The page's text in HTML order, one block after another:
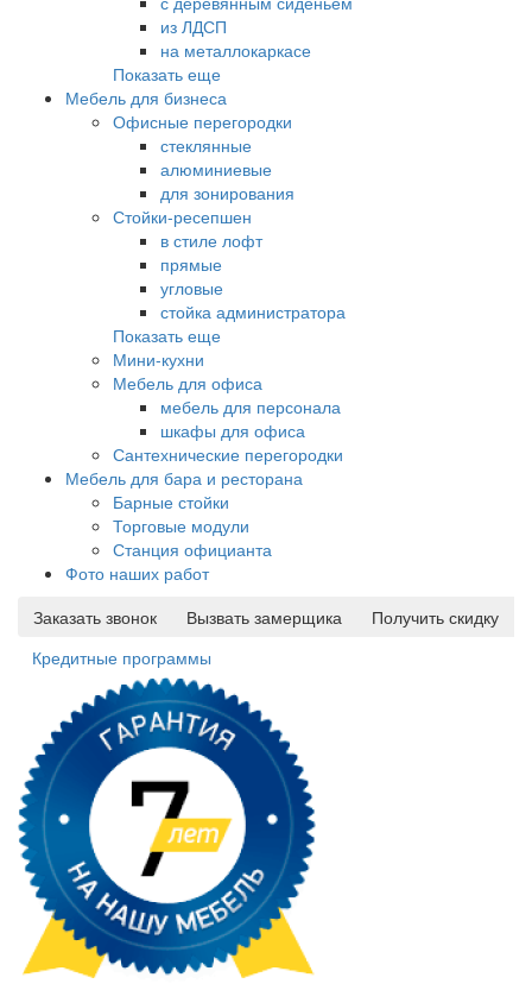
из ЛДСП
на металлокаркасе
Показать еще
Мебель для бизнеса
Офисные перегородки
стеклянные
алюминиевые
для зонирования
Стойки-ресепшен
в стиле лофт
прямые
угловые
стойка администратора
Показать еще
Мини-кухни
Мебель для офиса
мебель для персонала
шкафы для офиса
Сантехнические перегородки
Мебель для бара и ресторана
Барные стойки
Торговые модули
Станция официанта
Фото наших работ
Заказать звонок
Вызвать замерщика
Получить скидку
Кредитные программы